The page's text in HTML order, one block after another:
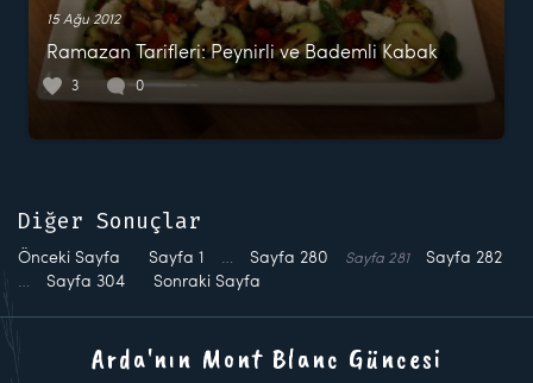
15 Ağu 2012
Ramazan Tarifleri: Peynirli ve Bademli Kabak
3 0
Diğer Sonuçlar
Önceki Sayfa Sayfa 1 … Sayfa 280 Sayfa 281 Sayfa 282
…
Sayfa 304 Sonraki Sayfa
Arda'nın Mont Blanc Güncesi